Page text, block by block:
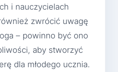
i nauczycielach
zwrócić uwagę
– powinno być ono
aby stworzyć
dla młodego ucznia.